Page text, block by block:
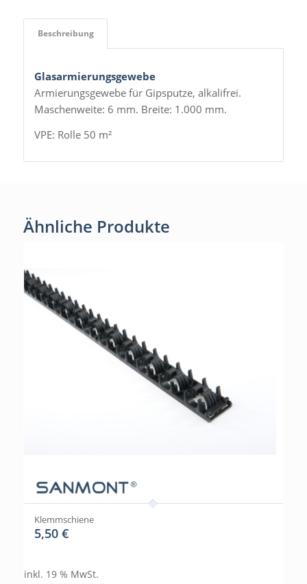
Beschreibung
Glasarmierungsgewebe
Armierungsgewebe für Gipsputze, alkalifrei.
Maschenweite: 6 mm. Breite: 1.000 mm.
VPE: Rolle 50 m²
Ähnliche Produkte
Klemmschiene
5,50 €
inkl. 19 % MwSt.